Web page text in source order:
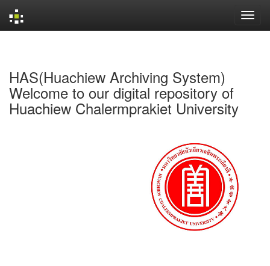
HAS(Huachiew Archiving System)
Welcome to our digital repository of
Huachiew Chalermprakiet University